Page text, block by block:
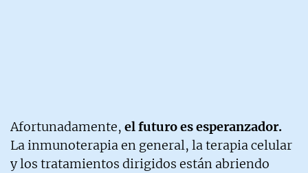
Afortunadamente, el futuro es esperanzador.
La inmunoterapia en general, la terapia celular
y los tratamientos dirigidos están abriendo